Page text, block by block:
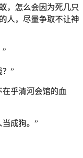
，怎么会因为死几只
人，尽量争取不让神
”
？”
乎清河会馆的血
成狗。”